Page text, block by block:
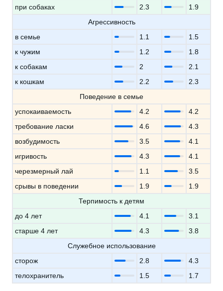
при собаках
2.3
1.9
Агрессивность
в семье
1.1
1.5
к чужим
1.2
1.8
к собакам
2
2.1
к кошкам
2.2
2.3
Поведение в семье
успокаиваемость
4.2
4.2
требование ласки
4.6
4.3
возбудимость
3.5
4.1
игривость
4.3
4.1
черезмерный лай
1.1
3.5
срывы в поведении
1.9
1.9
Терпимость к детям
до 4 лет
4.1
3.1
старше 4 лет
4.3
3.8
Служебное использование
сторож
2.8
4.3
телохранитель
1.5 1.7